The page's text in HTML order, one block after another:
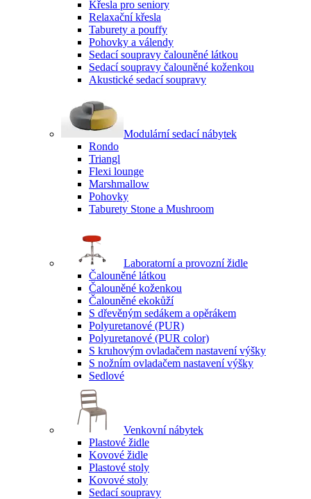
Křesla pro seniory
Relaxační křesla
Taburety a pouffy
Pohovky a válendy
Sedací soupravy čalouněné látkou
Sedací soupravy čalouněné koženkou
Akustické sedací soupravy
Modulární sedací nábytek
Rondo
Triangl
Flexi lounge
Marshmallow
Pohovky
Taburety Stone a Mushroom
Laboratorní a provozní židle
Čalouněné látkou
Čalouněné koženkou
Čalouněné ekokůží
S dřevěným sedákem a opěrákem
Polyuretanové (PUR)
Polyuretanové (PUR color)
S kruhovým ovladačem nastavení výšky
S nožním ovladačem nastavení výšky
Sedlové
Venkovní nábytek
Plastové židle
Kovové židle
Plastové stoly
Kovové stoly
Sedací soupravy